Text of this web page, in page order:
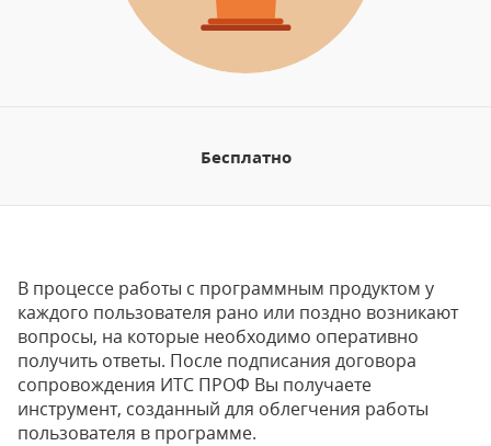
Бесплатно
В процессе работы с программным продуктом у
каждого пользователя рано или поздно возникают
вопросы, на которые необходимо оперативно
получить ответы. После подписания договора
сопровождения ИТС ПРОФ Вы получаете
инструмент, созданный для облегчения работы
пользователя в программе.